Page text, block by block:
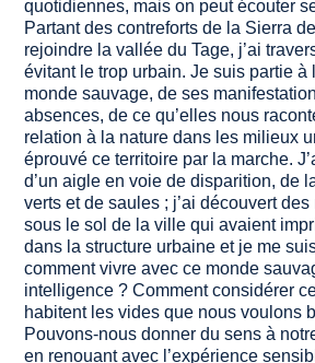
quotidiennes, mais on peut écouter
Partant des contreforts de la Sierra
rejoindre la vallée du Tage, j’ai
évitant le trop urbain. Je suis partie à
monde sauvage, de ses
absences, de ce qu’elles nous
relation à la nature dans les milieux
éprouvé ce territoire par la marche.
d’un aigle en voie de disparition, de
verts et de saules ; j’ai découvert
sous le sol de la ville qui avaient
dans la structure urbaine et je me
comment vivre avec ce monde
intelligence ? Comment considérer
habitent les vides que nous voulons
Pouvons-nous donner du sens à
en renouant avec l’expérience